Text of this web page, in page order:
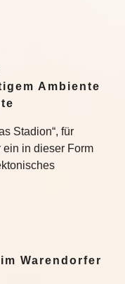
Ambiente
Stadion“, für
in dieser Form
Warendorfer